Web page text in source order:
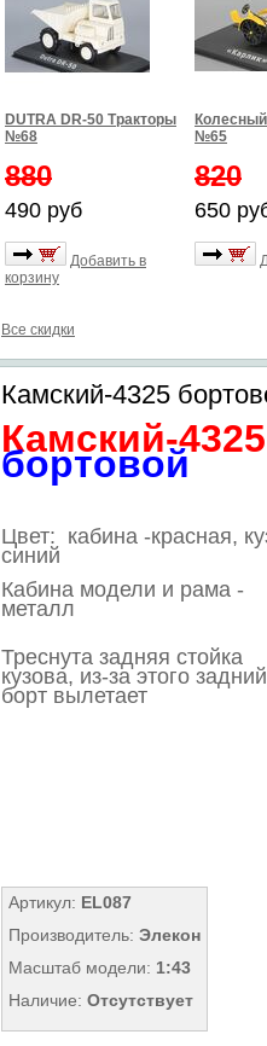
DUTRA DR-50 Тракторы
№68
880
490 руб
Добавить в
корзину
№65
820
650
Все скидки
Камский-4325
Камский-4325
бортовой
Цвет: кабина -красная,
синий
Кабина модели и рама -
металл
Треснута задняя стойка
кузова, из-за этого задний
борт вылетает
Артикул: EL087
Производитель: Элекон
Масштаб модели: 1:43
Наличие: Отсутствует